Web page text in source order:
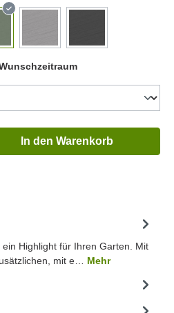
In den Warenkorb
Highlight für Ihren Garten. Mit
mit e… Mehr